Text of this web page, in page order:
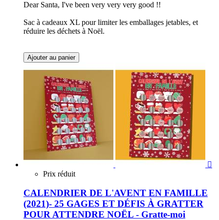
Dear Santa, I've been very very very good !!
Sac à cadeaux XL pour limiter les emballages jetables, et
réduire les déchets à Noël.
Ajouter au panier

Prix réduit
CALENDRIER DE L'AVENT EN FAMILLE
(2021)- 25 GAGES ET DÉFIS À GRATTER
POUR ATTENDRE NOËL - Gratte-moi